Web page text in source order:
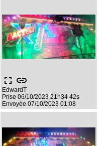
fullscreen link
EdwardT
Prise 06/10/2023 21h34 42s
Envoyée 07/10/2023 01:08